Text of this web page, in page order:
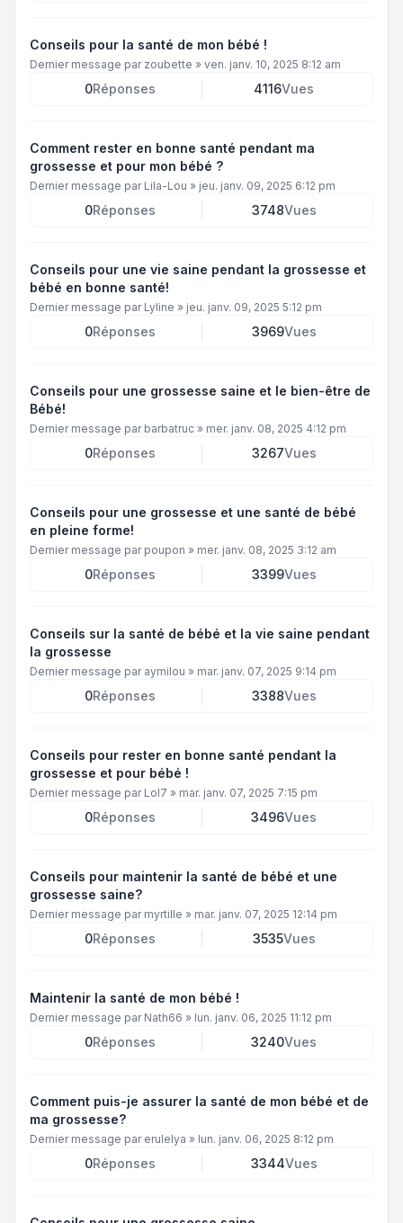
Conseils pour la santé de mon bébé !
Dernier message par zoubette » ven. janv. 10, 2025 8:12 am
0Réponses 4116Vues
Comment rester en bonne santé pendant ma
grossesse et pour mon bébé ?
Dernier message par Lila-Lou » jeu. janv. 09, 2025 6:12 pm
0Réponses 3748Vues
Conseils pour une vie saine pendant la grossesse et
bébé en bonne santé!
Dernier message par Lyline » jeu. janv. 09, 2025 5:12 pm
0Réponses 3969Vues
Conseils pour une grossesse saine et le bien-être de
Bébé!
Dernier message par barbatruc » mer. janv. 08, 2025 4:12 pm
0Réponses 3267Vues
Conseils pour une grossesse et une santé de bébé
en pleine forme!
Dernier message par poupon » mer. janv. 08, 2025 3:12 am
0Réponses 3399Vues
Conseils sur la santé de bébé et la vie saine pendant
la grossesse
Dernier message par aymilou » mar. janv. 07, 2025 9:14 pm
0Réponses 3388Vues
Conseils pour rester en bonne santé pendant la
grossesse et pour bébé !
Dernier message par Lol7 » mar. janv. 07, 2025 7:15 pm
0Réponses 3496Vues
Conseils pour maintenir la santé de bébé et une
grossesse saine?
Dernier message par myrtille » mar. janv. 07, 2025 12:14 pm
0Réponses 3535Vues
Maintenir la santé de mon bébé !
Dernier message par Nath66 » lun. janv. 06, 2025 11:12 pm
0Réponses 3240Vues
Comment puis-je assurer la santé de mon bébé et de
ma grossesse?
Dernier message par erulelya » lun. janv. 06, 2025 8:12 pm
0Réponses 3344Vues